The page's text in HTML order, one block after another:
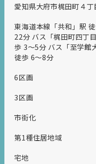
愛知県大府市梶田町４丁
東海道本線「共和」駅
22分 バス「梶田町四丁
歩 3～5分 バス「至学館
徒歩 6～8分
6区画
3区画
市街化
第1種住居地域
宅地